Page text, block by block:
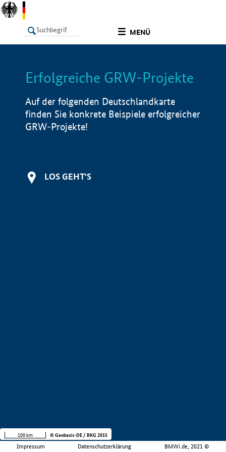
MENÜ
LISTE Info
Erfolgreiche GRW-Projekte
Auf der folgenden Deutschlandkarte
finden Sie konkrete Beispiele erfolgreicher
GRW-Projekte!
LOS GEHT'S
Impressum Datenschutzerklärung BMWi.de, 2021 ©
100 km © Geobasis-DE / BKG 2015